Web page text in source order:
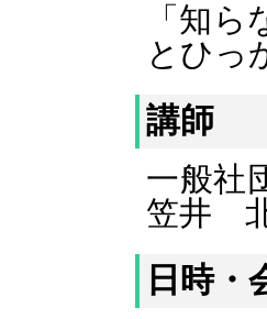
「知
とひっ
講師
一般社
笠井
日時・